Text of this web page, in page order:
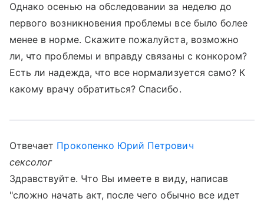
Однако осенью на обследовании за неделю до
первого возникновения проблемы все было более
менее в норме. Скажите пожалуйста, возможно
ли, что проблемы и вправду связаны с конкором?
Есть ли надежда, что все нормализуется само? К
какому врачу обратиться? Спасибо.
Отвечает Прокопенко Юрий Петрович
сексолог
Здравствуйте. Что Вы имеете в виду, написав
"сложно начать акт, после чего обычно все идет